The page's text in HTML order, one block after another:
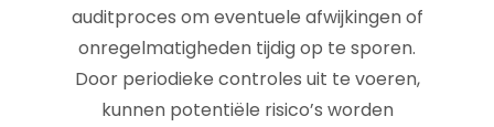
auditproces om eventuele afwijkingen of
onregelmatigheden tijdig op te sporen.
Door periodieke controles uit te voeren,
kunnen potentiële risico’s worden